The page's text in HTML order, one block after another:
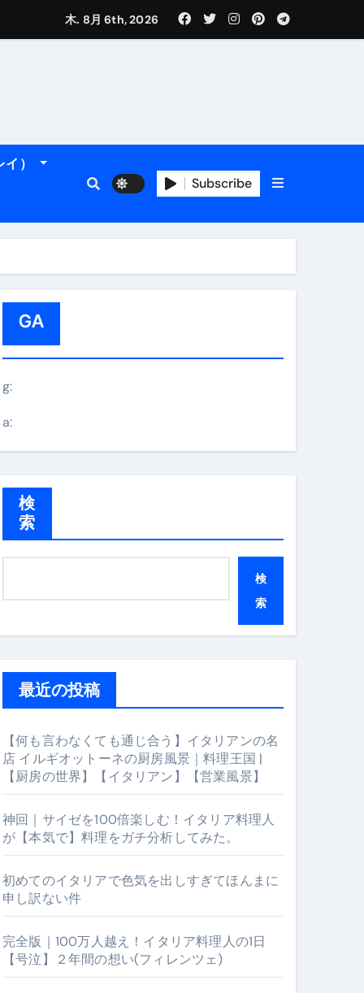
トラブル回避のリアルな裏技アドバイスも
の世界】【イタリアン】【営業風景】
木. 8月 6th, 2026
）
Subscribe
GA
g:
a:
検
索
検
索
最近の投稿
【何も言わなくても通じ合う】イタリアンの名
店 イルギオットーネの厨房風景｜料理王国 |
【厨房の世界】【イタリアン】【営業風景】
神回｜サイゼを100倍楽しむ！イタリア料理人
が【本気で】料理をガチ分析してみた。
初めてのイタリアで色気を出しすぎてほんまに
申し訳ない件
完全版｜100万人越え！イタリア料理人の1日
【号泣】２年間の想い(フィレンツェ)